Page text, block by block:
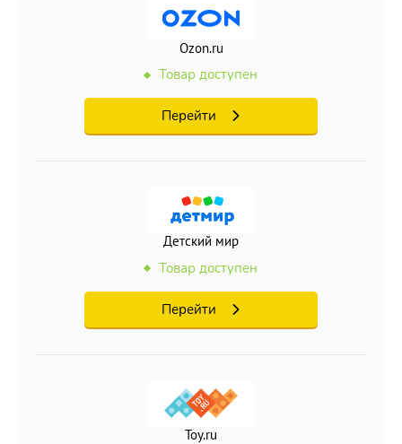
Ozon.ru
Товар доступен
Перейти
Детский мир
Товар доступен
Перейти
Toy.ru